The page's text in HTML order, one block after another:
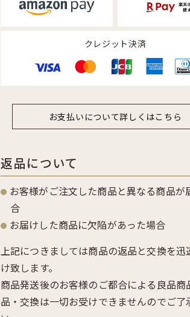
クレジット決済
お支払いについて詳しくはこちら
返品について
お客様がご注文した商品と異なる商品が
合
お届けした商品に欠陥があった場合
上記につきましては商品の返品と交換を迅
け致します。
商品発送後のお客様のご都合による良品商
品・交換は一切お受けできませんのでご了